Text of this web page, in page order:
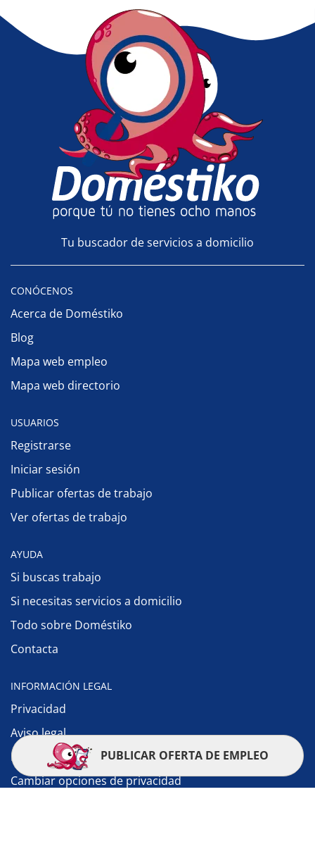
Tu buscador de servicios a domicilio
CONÓCENOS
Acerca de Doméstiko
Blog
Mapa web empleo
Mapa web directorio
USUARIOS
Registrarse
Iniciar sesión
Publicar ofertas de trabajo
Ver ofertas de trabajo
AYUDA
Si buscas trabajo
Si necesitas servicios a domicilio
Todo sobre Doméstiko
Contacta
INFORMACIÓN LEGAL
Privacidad
Aviso legal
Política de cookies
Cambiar opciones de privacidad
PUBLICAR OFERTA DE EMPLEO